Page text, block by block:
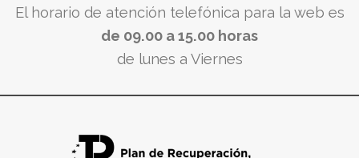
El horario de atención telefónica para la web es
de 09.00 a 15.00 horas
de lunes a Viernes